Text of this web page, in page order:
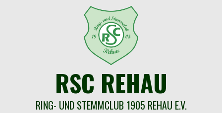
RSC REHAU
RING- UND STEMMCLUB 1905 REHAU E.V.